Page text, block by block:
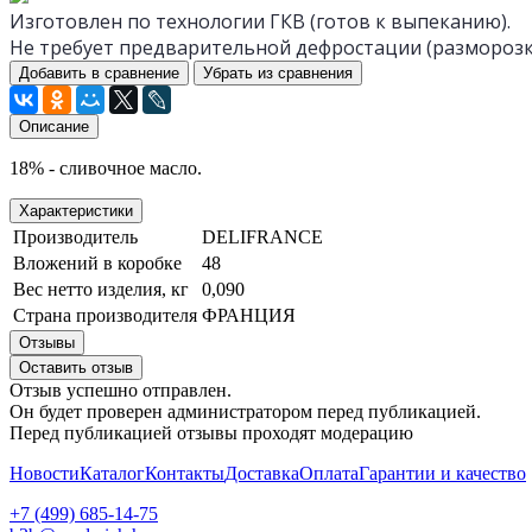
Изготовлен по технологии ГКВ (готов к выпеканию).
Не требует предварительной дефростации
Добавить в сравнение Убрать из сравнения
Описание
18% - сливочное масло.
Характеристики
Производитель
DELIFRANCE
Вложений в коробке
48
Вес нетто изделия, кг
0,090
Страна производителя ФРАНЦИЯ
Отзывы
Оставить отзыв
Отзыв успешно отправлен.
Он будет проверен администратором перед публикацией.
Перед публикацией отзывы проходят модерацию
НовостиКаталогКонтактыДоставкаОплатаГарантии и качество
+7 (499) 685-14-75